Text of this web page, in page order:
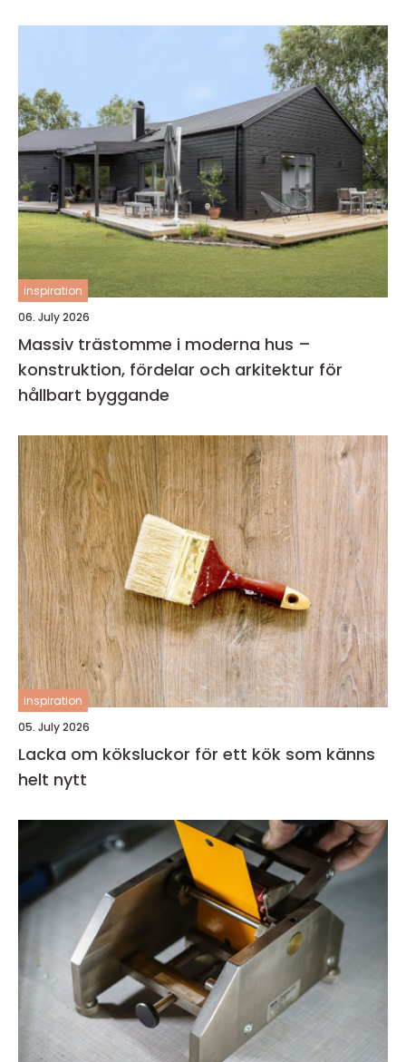
inspiration
06. July 2026
Massiv trästomme i moderna hus –
konstruktion, fördelar och arkitektur för
hållbart byggande
inspiration
05. July 2026
Lacka om köksluckor för ett kök som känns
helt nytt